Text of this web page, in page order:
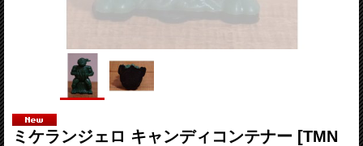
ミケランジェロ キャンディコンテナー [TMN